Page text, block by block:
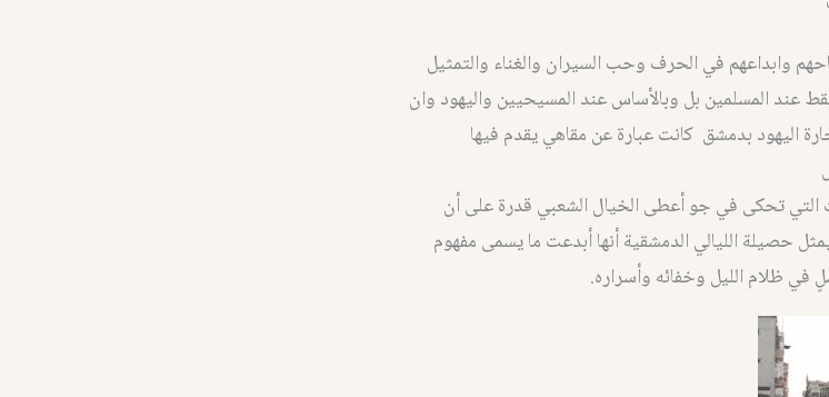
وابداعهم في الحرف وحب السيران والغناء والتمثيل
عند المسلمين بل وبالأساس عند المسيحيين واليهود وان
اليهود بدمشق كانت عبارة عن مقاهي يقدم فيها
التي تحكى في جو أعطى الخيال الشعبي قدرة على أن
حصيلة الليالي الدمشقية أنها أبدعت ما يسمى مفهوم
ظلام الليل وخفائه وأسراره.